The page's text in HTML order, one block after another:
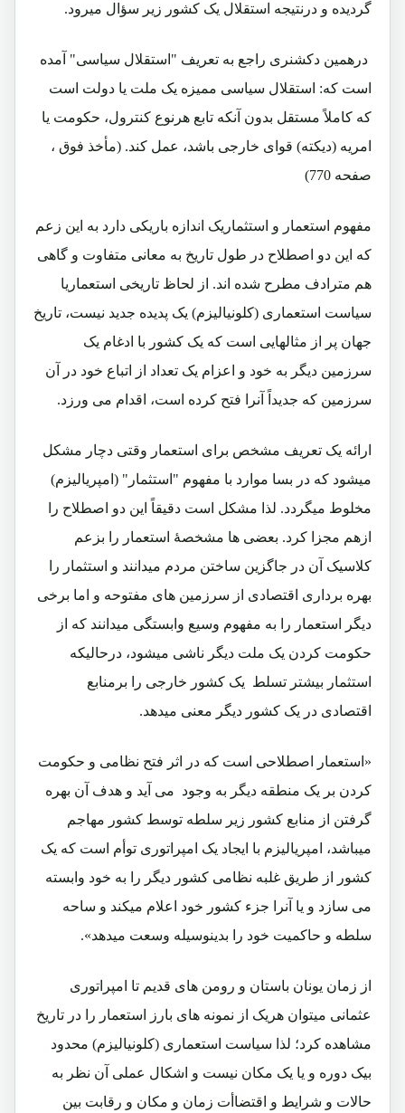
گردیده و درنتیجه استقلال یک کشور زیر سؤال میرود.
درهمین دکشنری راجع به تعریف "استقلال سیاسی" آمده
است که: استقلال سیاسی ممیزه یک ملت یا دولت است
که کاملاً مستقل بدون آنکه تابع هرنوع کنترول، حکومت یا
امریه (دیکته) قوای خارجی باشد، عمل کند. (مأخذ فوق ،
صفحه 770)
مفهوم استعمار و استثماریک اندازه باریکی دارد به این زعم
که این دو اصطلاح در طول تاریخ به معانی متفاوت و گاهی
هم مترادف مطرح شده اند. از لحاظ تاریخی استعماریا
سیاست استعماری (کلونیالیزم) یک پدیده جدید نیست، تاریخ
جهان پر از مثالهایی است که یک کشور با ادغام یک
سرزمین دیگر به خود و اعزام یک تعداد از اتباع خود در آن
سرزمین که جدیداً آنرا فتح کرده است، اقدام می ورزد.
ارائه یک تعریف مشخص برای استعمار وقتی دچار مشکل
میشود که در بسا موارد با مفهوم "استثمار" (امپریالیزم)
مخلوط میگردد. لذا مشکل است دقیقاً این دو اصطلاح را
ازهم مجزا کرد. بعضی ها مشخصۀ استعمار را بزعم
کلاسیک آن در جاگزین ساختن مردم میدانند و استثمار را
بهره برداری اقتصادی از سرزمین های مفتوحه و اما برخی
دیگر استعمار را به مفهوم وسیع وابستگی میدانند که از
حکومت کردن یک ملت دیگر ناشی میشود، درحالیکه
استثمار بیشتر تسلط یک کشور خارجی را برمنابع
اقتصادی در یک کشور دیگر معنی میدهد.
«استعمار اصطلاحی است که در اثر فتح نظامی و حکومت
کردن بر یک منطقه دیگر به وجود می آید و هدف آن بهره
گرفتن از منابع کشور زیر سلطه توسط کشور مهاجم
میباشد، امپریالیزم با ایجاد یک امپراتوری توأم است که یک
کشور از طریق غلبه نظامی کشور دیگر را به خود وابسته
می سازد و یا آنرا جزء کشور خود اعلام میکند و ساحه
سلطه و حاکمیت خود را بدینوسیله وسعت میدهد».
از زمان یونان باستان و رومن های قدیم تا امپراتوری
عثمانی میتوان هریک از نمونه های بارز استعمار را در تاریخ
مشاهده کرد؛ لذا سیاست استعماری (کلونیالیزم) محدود
بیک دوره و یا یک مکان نیست و اشکال عملی آن نظر به
حالات و شرایط و اقتضاأت زمان و مکان و رقابت بین